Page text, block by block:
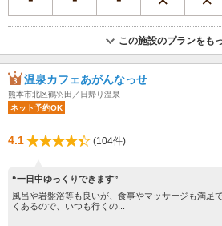
この施設のプランをも
温泉カフェあがんなっせ
熊本市北区鶴羽田／日帰り温泉
ネット予約OK
4.1 (104件)
“一日中ゆっくりできます”
風呂や岩盤浴等も良いが、食事やマッサージも満足
くあるので、いつも行くの...